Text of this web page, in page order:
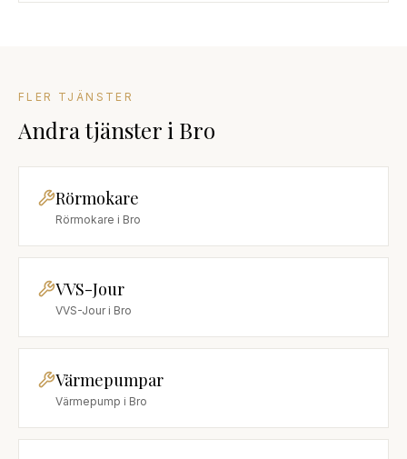
FLER TJÄNSTER
Andra tjänster i Bro
Rörmokare
Rörmokare i Bro
VVS-Jour
VVS-Jour i Bro
Värmepumpar
Värmepump i Bro